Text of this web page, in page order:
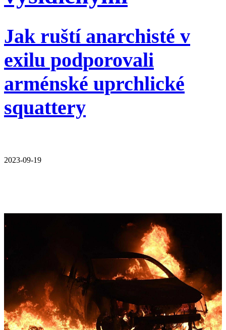
Jak ruští anarchisté v
exilu podporovali
arménské uprchlické
squattery
2023-09-19